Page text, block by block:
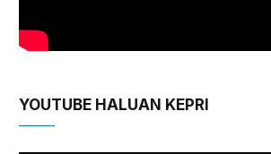
YOUTUBE HALUAN KEPRI